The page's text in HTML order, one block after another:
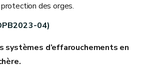
des orges.
04)
systèmes d’effarouchements en